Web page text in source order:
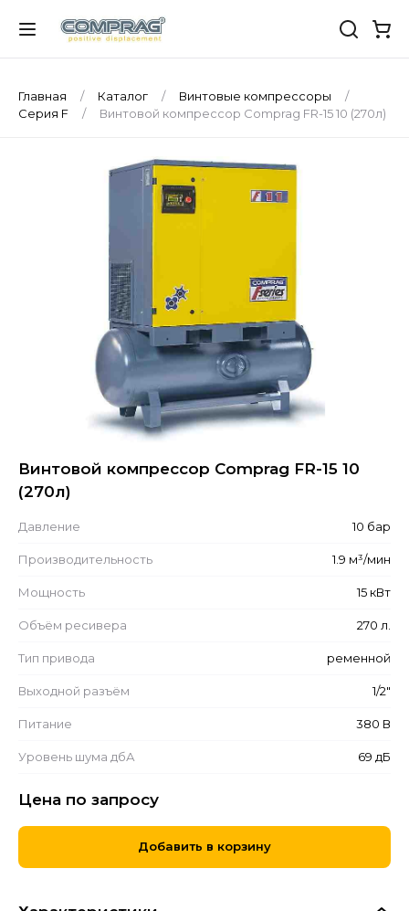
Главная Каталог
Винтовые компрессоры
Серия F
Винтовой компрессор Comprag FR-15 10 (270л)
Винтовой компрессор Comprag FR-15 10
(270л)
Давление 10 бар
Производительность 1.9 м³/мин
Мощность 15 кВт
Объём ресивера 270 л.
Тип привода ременной
Выходной разъём 1/2"
Питание 380 В
Уровень шума дбА 69 дБ
Цена по запросу
Добавить в корзину